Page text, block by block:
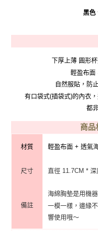
黑色
下厚上薄 圓形
輕盈布面
自然服貼，防
有口袋式(插袋式)的內衣
都
商品
材質 輕盈布面 + 透氣
尺寸 直徑 11.7CM *
備註
海綿胸墊是用機
一模一樣，邊緣
響使用哦～